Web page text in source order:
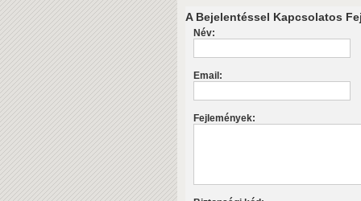
A Bejelentéssel Kapcsolatos
Név:
Email:
Fejlemények: